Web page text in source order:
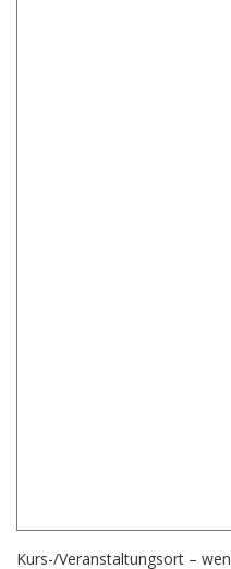
Kurs-/Veranstaltungsort –